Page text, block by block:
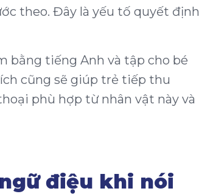
theo. Đây là yếu tố quyết định
bằng tiếng Anh và tập cho bé
cũng sẽ giúp trẻ tiếp thu
phù hợp từ nhân vật này và
điệu khi nói